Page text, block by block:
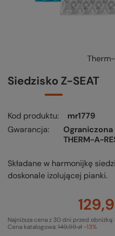
Siedzisko Z-SEAT
Kod produktu
mr1779
Gwarancja
THERM-A-
Składane w harmonijkę
doskonale izolującej pianki.
Cena katalogowa:149,99 zł -13%
Najniższa cena z 30 dni przed obniżką: